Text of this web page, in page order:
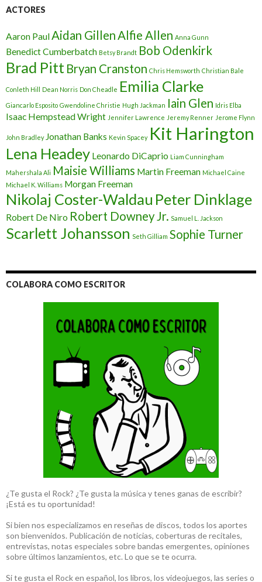
ACTORES
Aaron PaulAidan GillenAlfie Allen Anna Gunn
Benedict Cumberbatch Betsy Brandt Bob Odenkirk
Brad Pitt Bryan Cranston Chris Hemsworth Christian Bale
Conleth Hill Dean Norris Don Cheadle Emilia Clarke
Giancarlo Esposito Gwendoline Christie Hugh Jackman Iain Glen Idris Elba
Isaac Hempstead Wright Jennifer Lawrence Jeremy Renner Jerome Flynn
John Bradley Jonathan Banks Kevin Spacey Kit Harington
Lena Headey Leonardo DiCaprio Liam Cunningham
Mahershala Ali Maisie Williams Martin Freeman Michael Caine
Michael K. Williams Morgan Freeman
Nikolaj Coster-Waldau Peter Dinklage
Robert De Niro Robert Downey Jr. Samuel L. Jackson
Scarlett Johansson Seth Gilliam Sophie Turner
COLABORA COMO ESCRITOR
¿Te gusta el Rock? ¿Te gusta la música y tenes ganas de escribir?
¡Está es tu oportunidad!
Si bien nos especializamos en reseñas de discos, todos los aportes
son bienvenidos. Publicación de noticias, coberturas de recitales,
entrevistas, notas especiales sobre bandas emergentes, opiniones
sobre últimos lanzamientos, etc. Lo que se te ocurra.
Si te gusta el Rock en español, los libros, los videojuegos, las series o